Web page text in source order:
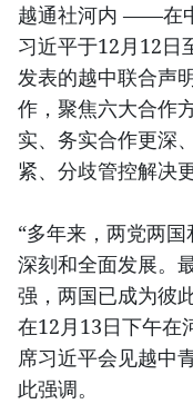
越通社河内 ——在
习近平于12月12日
发表的越中联合声
作，聚焦六大合作
实、务实合作更深
紧、分歧管控解决更
“多年来，两党两国
深刻和全面发展。
强，两国已成为彼
在12月13日下午在
席习近平会见越中
此强调。